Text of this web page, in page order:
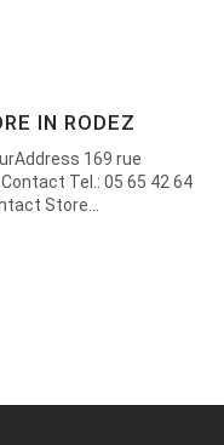
IN RODEZ
169 rue
Tel.: 05 65 42 64
Store...